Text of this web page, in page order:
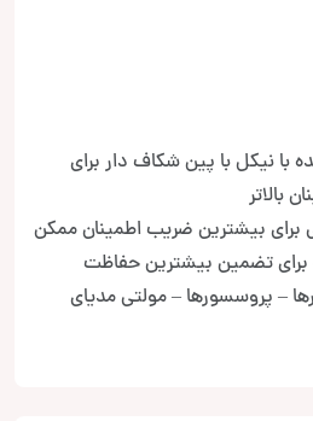
با نیکل با پین شکاف دار برای
بالاتر
بیشترین ضریب اطمینان ممکن
تضمین بیشترین حفاظت
– پروسسورها – مولتی مدیای